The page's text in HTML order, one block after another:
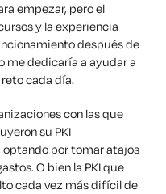
empezar, pero el
y la experiencia
después de
me dedicaría a ayudar a
cada día.
con las que
su PKI
por tomar atajos
O bien la PKI que
cada vez más difícil de